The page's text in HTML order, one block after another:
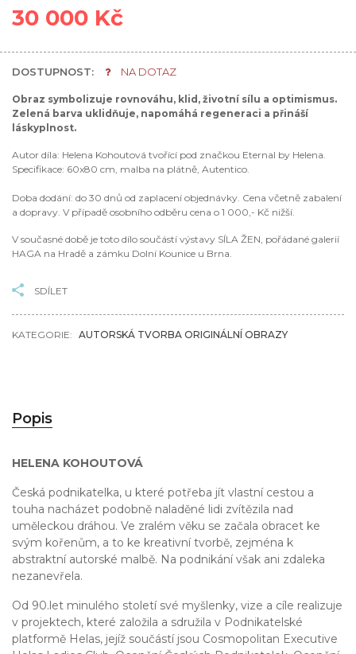
30 000 Kč
DOSTUPNOST: NA DOTAZ
Obraz symbolizuje rovnováhu, klid, životní sílu a optimismus.
Zelená barva uklidňuje, napomáhá regeneraci a přináší
láskyplnost.
Autor díla: Helena Kohoutová tvořící pod značkou Eternal by Helena.
Specifikace: 60x80 cm, malba na plátně, Autentico.
Doba dodání: do 30 dnů od zaplacení objednávky. Cena včetně zabalení
a dopravy. V případě osobního odběru cena o 1 000,- Kč nižší.
V současné době je toto dílo součástí výstavy SÍLA ŽEN, pořádané galerií
HAGA na Hradě a zámku Dolní Kounice u Brna.
SDÍLET
KATEGORIE: AUTORSKÁ TVORBA ORIGINÁLNÍ OBRAZY
Popis
HELENA KOHOUTOVÁ
Česká podnikatelka, u které potřeba jít vlastní cestou a
touha nacházet podobně naladěné lidi zvítězila nad
uměleckou dráhou. Ve zralém věku se začala obracet ke
svým kořenům, a to ke kreativní tvorbě, zejména k
abstraktní autorské malbě. Na podnikání však ani zdaleka
nezanevřela.
Od 90.let minulého století své myšlenky, vize a cíle realizuje
v projektech, které založila a sdružila v Podnikatelské
platformě Helas, jejíž součástí jsou Cosmopolitan Executive